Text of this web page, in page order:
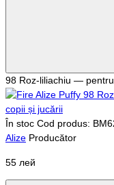
98 Roz-liliachiu —
În stoc Cod produs:
Alize Producător
55 лей